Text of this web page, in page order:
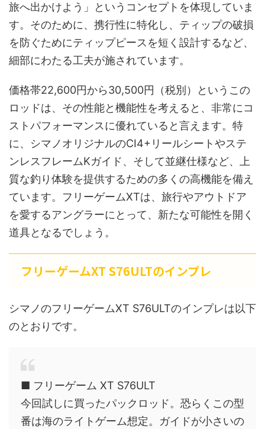
旅へ出かけよう」というコンセプトを体現していま
す。そのために、携行性に特化し、ティップの破損
を防ぐためにティップピースを短く設計するなど、
細部にわたる工夫が施されています。
価格帯22,600円から30,500円（税別）というこの
ロッドは、その性能と機能性を考えると、非常にコ
ストパフォーマンスに優れていると言えます。特
に、シマノオリジナルのCI4+リールシートやステ
ンレスフレームKガイド、そして並継仕様など、上
質な釣り体験を提供するための多くの高機能を備え
ています。フリーゲームXTは、旅行やアウトドア
を愛するアングラーにとって、新たな可能性を開く
道具となるでしょう。
フリーゲームXT S76ULTのインプレ
シマノのフリーゲームXT S76ULTのインプレは以下
のとおりです。
■ フリーゲーム XT S76ULT
今回試しに買ったパックロッド。恐らくこの型
番は海のライトゲーム想定。ガイドが小さいの